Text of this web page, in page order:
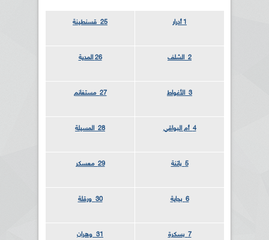
1 أدرار 25 قسنطينة
2 الشلف 26المدية
3 الأغواط 27 مستغانم
4 أم البواقي 28 المسيلة
5 باتنة 29 معسكر
6 بجاية 30 ورقلة
7 بسكرة 31 وهران